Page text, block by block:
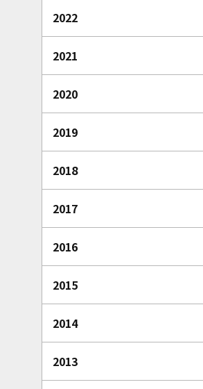
2022
2021
2020
2019
2018
2017
2016
2015
2014
2013